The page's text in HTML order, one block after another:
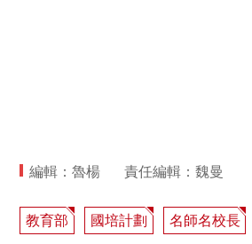
編輯：魯楊 責任編輯：魏曼
教育部 國培計劃 名師名校長